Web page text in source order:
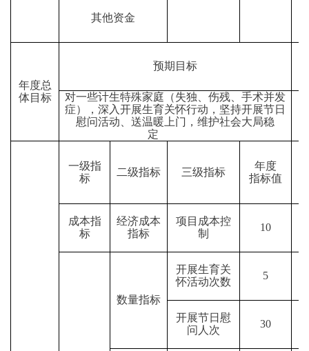
其他资金
年度总
体目标
预期目标
对一些计生特殊家庭（失独、伤残、手术并发
症），深入开展生育关怀行动，坚持开展节日
慰问活动、送温暖上门，维护社会大局稳
定
一级指
标
二级指标 三级指标
年度
指标值
成本指
标
经济成本
指标
项目成本控
制
10
数量指标
开展生育关
怀活动次数
5
开展节日慰
问人次
30